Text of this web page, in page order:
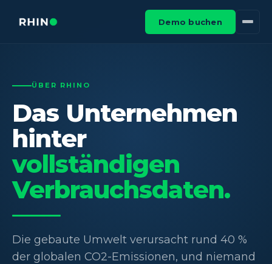
Demo buchen
ÜBER RHINO
Das Unternehmen
hinter
vollständigen
Verbrauchsdaten.
Die gebaute Umwelt verursacht rund 40 %
der globalen CO2-Emissionen, und niemand